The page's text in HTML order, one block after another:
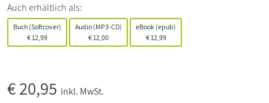
Auch erhältlich als:
Buch (Softcover)
€ 12,99
Audio (MP3-CD)
€ 12,00
eBook (epub)
€12,99
€20,95 inkl. MwSt.